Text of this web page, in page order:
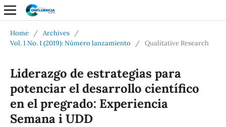
Home / Archives
/
Vol. 1 No. 1 (2019): Número lanzamiento
/ Qualitative Research
Liderazgo de estrategias para
potenciar el desarrollo científico
en el pregrado: Experiencia
Semana i UDD